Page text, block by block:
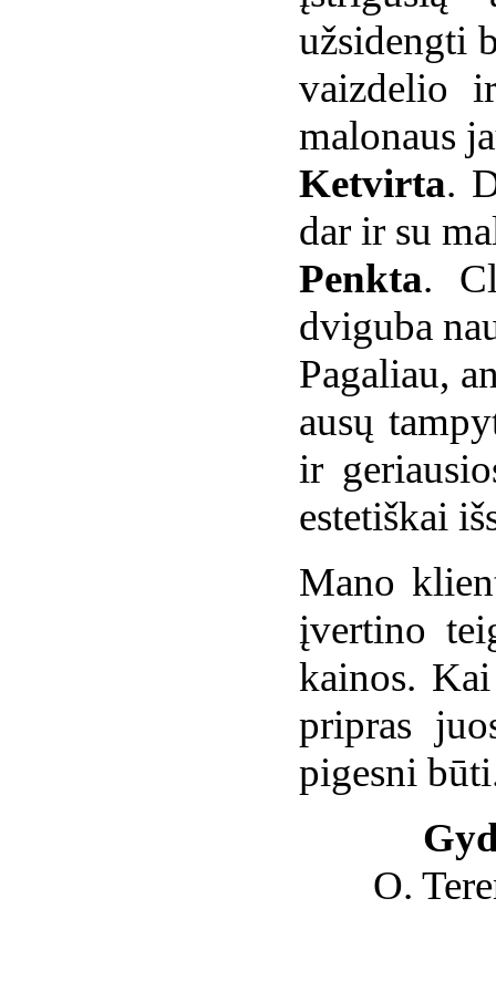
užsidengti
vaizdelio
malonaus
Ketvirta.
dar ir su
Penkta.
dviguba
Pagaliau,
ausų
ir
estetiškai
Mano
įvertino
kainos.
pripras
pigesni
O.